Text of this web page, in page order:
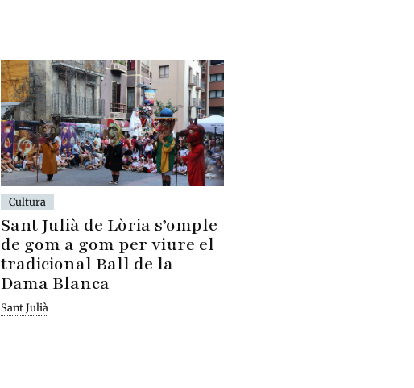
Cultura
Sant Julià de Lòria s’omple
de gom a gom per viure el
tradicional Ball de la
Dama Blanca
Sant Julià